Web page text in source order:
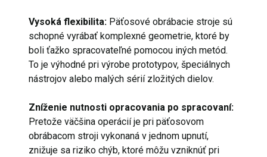
Vysoká flexibilita: Päťosové obrábacie stroje sú
schopné vyrábať komplexné geometrie, ktoré by
boli ťažko spracovateľné pomocou iných metód.
To je výhodné pri výrobe prototypov, špeciálnych
nástrojov alebo malých sérií zložitých dielov.
Zníženie nutnosti opracovania po spracovaní:
Pretože väčšina operácií je pri päťosovom
obrábacom stroji vykonaná v jednom upnutí,
znižuje sa riziko chýb, ktoré môžu vzniknúť pri